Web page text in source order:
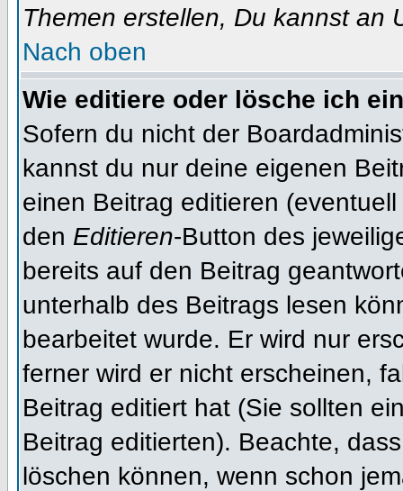
Themen erstellen, Du kannst an
Nach oben
Wie editiere oder lösche ich
Sofern du nicht der
kannst du nur deine eigenen
einen Beitrag editieren
den Editieren-Button des
bereits auf den Beitrag
unterhalb des Beitrags lesen
bearbeitet wurde. Er wird nur
ferner wird er nicht erscheinen,
Beitrag editiert hat (Sie sollten
Beitrag editierten). Beachte,
löschen können, wenn schon